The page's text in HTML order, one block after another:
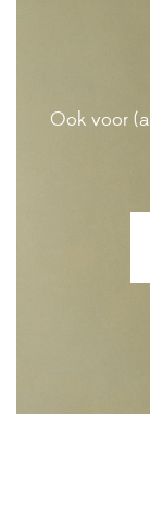
Ook voor